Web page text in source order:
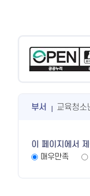
부서 교육청소
이 페이지에서
매우만족